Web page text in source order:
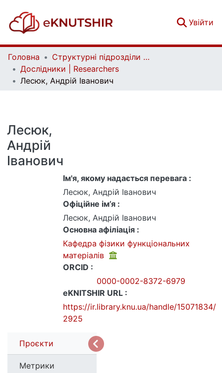
Увійти
Головна
Структурні підрозділи Київського національного університету імені Тараса Шевченка та Організації | Faculties, Institutes and Departments of Taras Shevchenko National University of Kyiv and Organizations
Дослідники | Researchers
Лесюк, Андрій Іванович
Лесюк,
Андрій
Іванович
Ім'я, якому надається перевага :
Лесюк, Андрій Іванович
Офіційне ім’я :
Лесюк, Андрій Іванович
Основна афіліація :
Кафедра фізики функціональних
матеріалів
ORCID :
0000-0002-8372-6979
eKNITSHIR URL :
https://ir.library.knu.ua/handle/15071834/
2925
Проєкти
Метрики